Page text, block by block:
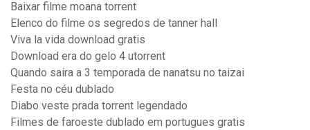
Baixar filme moana torrent
Elenco do filme os segredos de tanner hall
Viva la vida download gratis
Download era do gelo 4 utorrent
Quando saira a 3 temporada de nanatsu no taizai
Festa no céu dublado
Diabo veste prada torrent legendado
Filmes de faroeste dublado em portugues gratis